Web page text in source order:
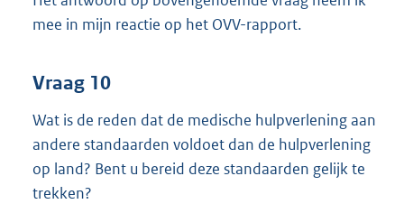
mee in mijn reactie op het OVV-rapport.
Vraag 10
Wat is de reden dat de medische hulpverlening aan
andere standaarden voldoet dan de hulpverlening
op land? Bent u bereid deze standaarden gelijk te
trekken?